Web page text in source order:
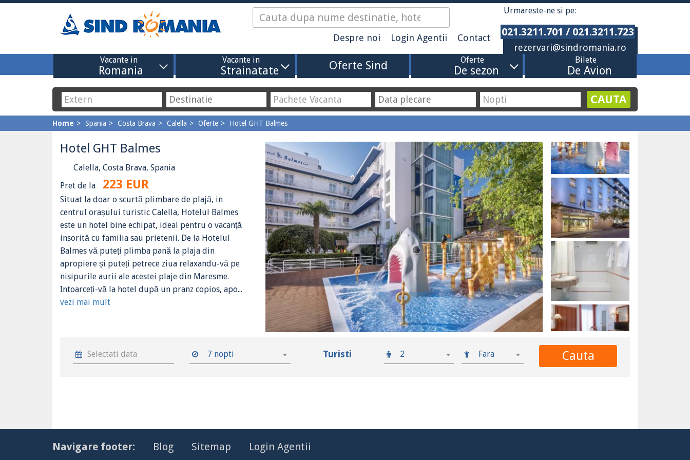
Despre noi Login Agentii Contact
Urmareste-ne si pe:
021.3211.701 / 021.3211.723
rezervari@sindromania.ro
Vacante in
Romania
Vacante in
Strainatate Oferte Sind Oferte
De sezon
Bilete
De Avion
CAUTA
Home Spania Costa Brava Calella Oferte Hotel GHT Balmes
Hotel GHT Balmes
Calella, Costa Brava, Spania
Pret de la
223 EUR
Situat la doar o scurtă plimbare de plajă, in
centrul orașului turistic Calella, Hotelul Balmes
este un hotel bine echipat, ideal pentru o vacanță
insorită cu familia sau prietenii. De la Hotelul
Balmes vă puteți plimba pană la plaja din
apropiere și puteți petrece ziua relaxandu-vă pe
nisipurile aurii ale acestei plaje din Maresme.
Intoarceți-vă la hotel după un pranz copios, apo...
vezi mai mult
7 nopti Turisti 2 Fara Cauta
Navigare footer: Blog Sitemap
Login Agentii